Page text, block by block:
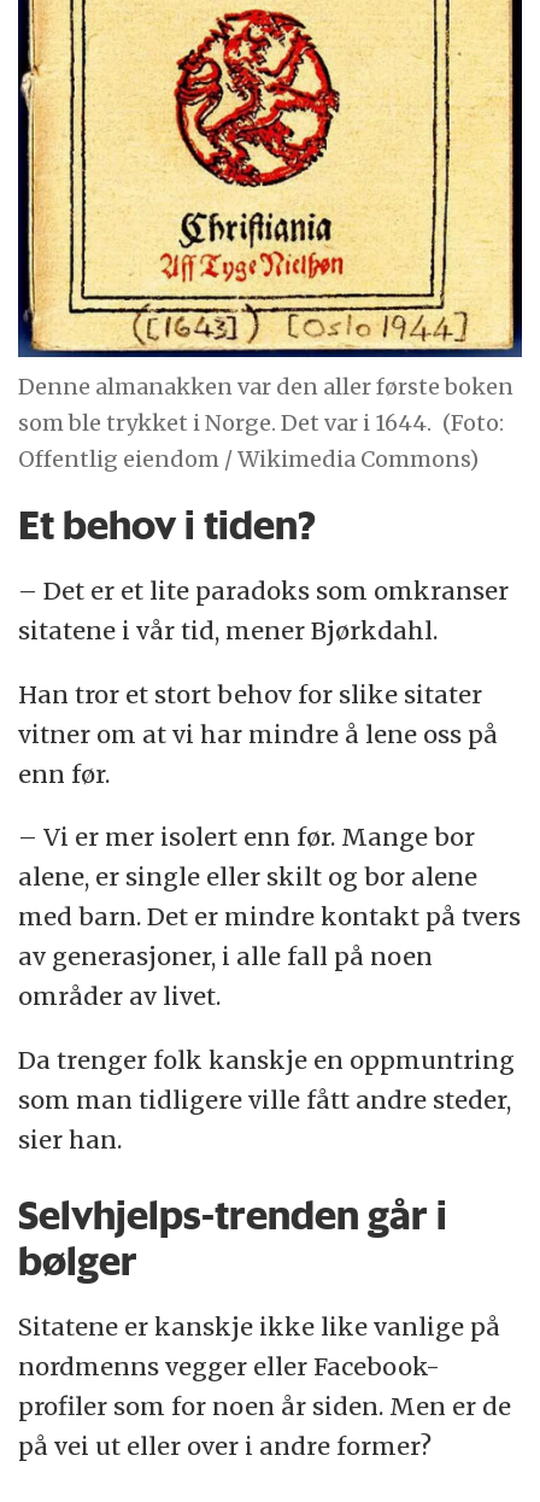
Denne almanakken var den aller første boken
som ble trykket i Norge. Det var i 1644. (Foto:
Offentlig eiendom / Wikimedia Commons)
Et behov i tiden?
– Det er et lite paradoks som omkranser
sitatene i vår tid, mener Bjørkdahl.
Han tror et stort behov for slike sitater
vitner om at vi har mindre å lene oss på
enn før.
– Vi er mer isolert enn før. Mange bor
alene, er single eller skilt og bor alene
med barn. Det er mindre kontakt på tvers
av generasjoner, i alle fall på noen
områder av livet.
Da trenger folk kanskje en oppmuntring
som man tidligere ville fått andre steder,
sier han.
Selvhjelps-trenden går i
bølger
Sitatene er kanskje ikke like vanlige på
nordmenns vegger eller Facebook-
profiler som for noen år siden. Men er de
på vei ut eller over i andre former?